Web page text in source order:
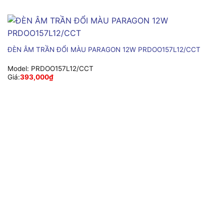
ĐÈN ÂM TRẦN ĐỔI MÀU PARAGON 12W PRDOO157L12/CCT
Model: PRDOO157L12/CCT
Giá:393,000₫